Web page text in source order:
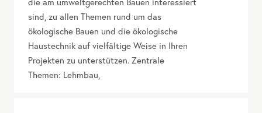
sind, zu allen Themen rund um das
ökologische Bauen und die ökologische
Haustechnik auf vielfältige Weise in Ihren
Projekten zu unterstützen. Zentrale
Themen: Lehmbau,